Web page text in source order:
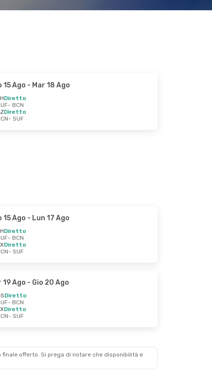
15 Ago - Mar 18 Ago
Diretto
- BCN
Diretto
- SUF
15 Ago - Lun 17 Ago
Diretto
- BCN
Diretto
- SUF
19 Ago - Gio 20 Ago
Diretto
- BCN
Diretto
- SUF
offerto. Si prega di notare che disponibilità e